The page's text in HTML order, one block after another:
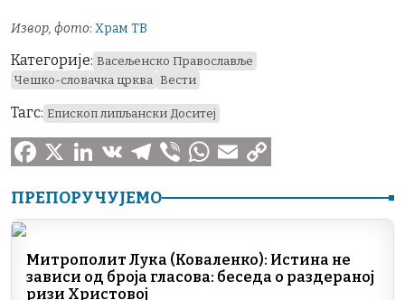
Извор, фото: Храм ТВ
Категорије: Васељенско Православље
Чешко-словачка црква Вести
Тагс: Епископ липљански Доситеј
a
c
i
k
e
K
e
e
g
i
e
t
i
y
ПРЕПОРУЧУЈЕМО
Митрополит Лука (Коваленко): Истина не
зависи од броја гласова: беседа о раздераној
ризи Христовој